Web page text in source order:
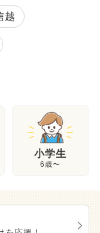
越
小学生
6歳〜